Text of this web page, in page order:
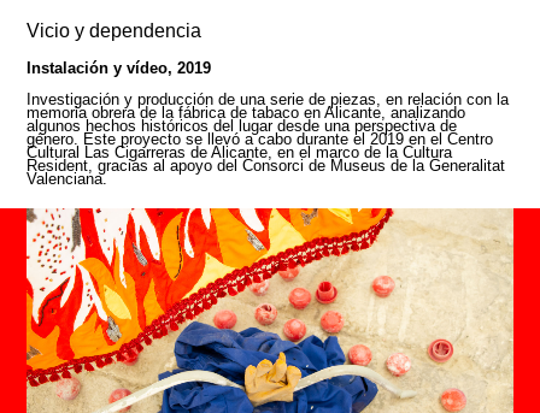
Vicio y dependencia
Instalación y vídeo, 2019
Investigación y producción de una serie de piezas, en relación con la
memoria obrera de la fábrica de tabaco en Alicante, analizando
algunos hechos históricos del lugar desde una perspectiva de
género. Este proyecto se llevó a cabo durante el 2019 en el Centro
Cultural Las Cigarreras de Alicante, en el marco de la Cultura
Resident, gracias al apoyo del Consorci de Museus de la Generalitat
Valenciana.